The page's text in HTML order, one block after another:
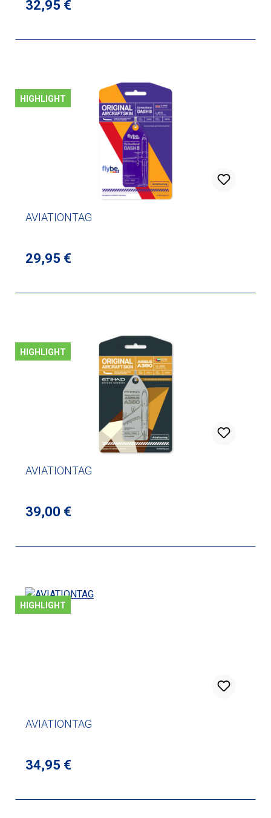
Regulärer Preis:
32,95 €
HIGHLIGHT
AVIATIONTAG
Regulärer Preis:
29,95 €
HIGHLIGHT
AVIATIONTAG
Regulärer Preis:
39,00 €
HIGHLIGHT
AVIATIONTAG
Regulärer Preis:
34,95 €